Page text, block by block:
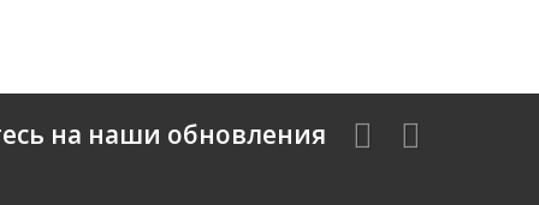
на наши обновления